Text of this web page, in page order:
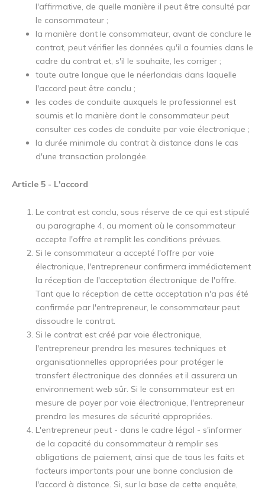
l'affirmative, de quelle manière il peut être consulté par
le consommateur ;
la manière dont le consommateur, avant de conclure le
contrat, peut vérifier les données qu'il a fournies dans le
cadre du contrat et, s'il le souhaite, les corriger ;
toute autre langue que le néerlandais dans laquelle
l'accord peut être conclu ;
les codes de conduite auxquels le professionnel est
soumis et la manière dont le consommateur peut
consulter ces codes de conduite par voie électronique ;
la durée minimale du contrat à distance dans le cas
d'une transaction prolongée.
Article 5 - L'accord
Le contrat est conclu, sous réserve de ce qui est stipulé
au paragraphe 4, au moment où le consommateur
accepte l'offre et remplit les conditions prévues.
Si le consommateur a accepté l'offre par voie
électronique, l'entrepreneur confirmera immédiatement
la réception de l'acceptation électronique de l'offre.
Tant que la réception de cette acceptation n'a pas été
confirmée par l'entrepreneur, le consommateur peut
dissoudre le contrat.
Si le contrat est créé par voie électronique,
l'entrepreneur prendra les mesures techniques et
organisationnelles appropriées pour protéger le
transfert électronique des données et il assurera un
environnement web sûr. Si le consommateur est en
mesure de payer par voie électronique, l'entrepreneur
prendra les mesures de sécurité appropriées.
L'entrepreneur peut - dans le cadre légal - s'informer
de la capacité du consommateur à remplir ses
obligations de paiement, ainsi que de tous les faits et
facteurs importants pour une bonne conclusion de
l'accord à distance. Si, sur la base de cette enquête,